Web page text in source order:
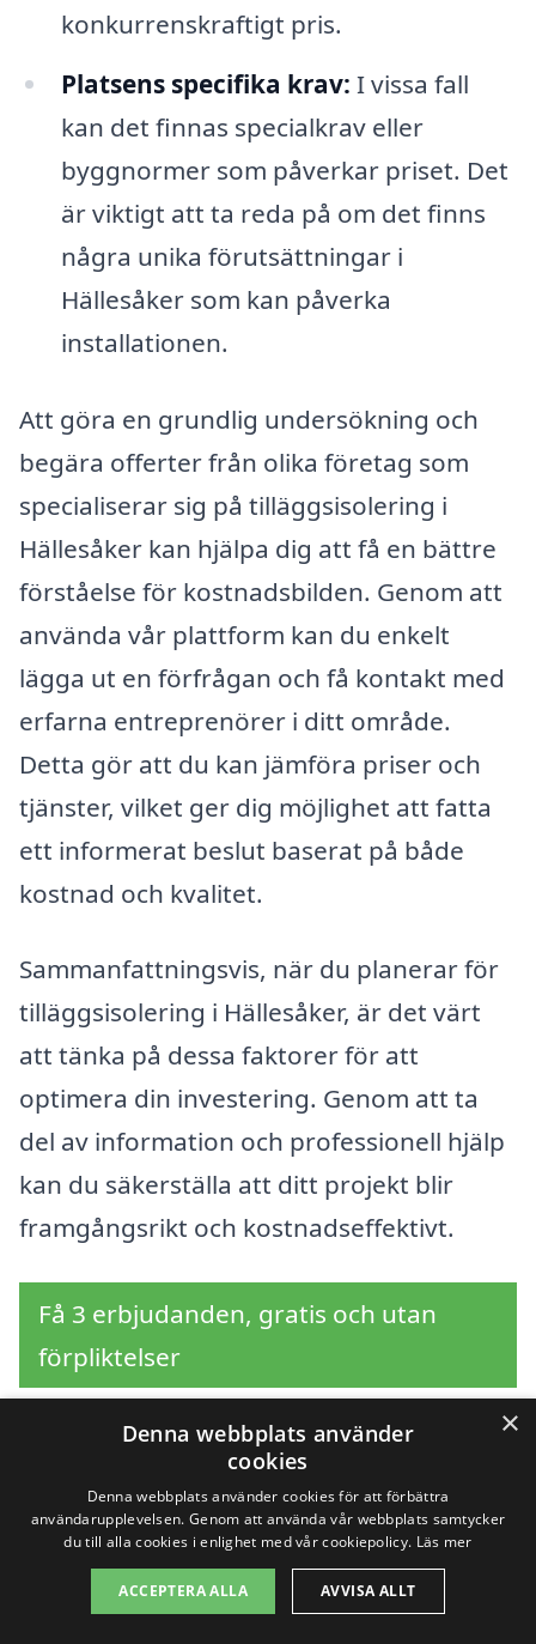
konkurrenskraftigt pris.
Platsens specifika krav: I vissa fall
kan det finnas specialkrav eller
byggnormer som påverkar priset. Det
är viktigt att ta reda på om det finns
några unika förutsättningar i
Hällesåker som kan påverka
installationen.
Att göra en grundlig undersökning och
begära offerter från olika företag som
specialiserar sig på tilläggsisolering i
Hällesåker kan hjälpa dig att få en bättre
förståelse för kostnadsbilden. Genom att
använda vår plattform kan du enkelt
lägga ut en förfrågan och få kontakt med
erfarna entreprenörer i ditt område.
Detta gör att du kan jämföra priser och
tjänster, vilket ger dig möjlighet att fatta
ett informerat beslut baserat på både
kostnad och kvalitet.
Sammanfattningsvis, när du planerar för
tilläggsisolering i Hällesåker, är det värt
att tänka på dessa faktorer för att
optimera din investering. Genom att ta
del av information och professionell hjälp
kan du säkerställa att ditt projekt blir
framgångsrikt och kostnadseffektivt.
Få 3 erbjudanden, gratis och utan
förpliktelser
Sök efter en
professionell för
tilläggsisolering i andra
×
Denna webbplats använder
cookies
Denna webbplats använder cookies för att förbättra
användarupplevelsen. Genom att använda vår webbplats samtycker
du till alla cookies i enlighet med vår cookiepolicy. Läs mer
ACCEPTERA ALLA AVVISA ALLT